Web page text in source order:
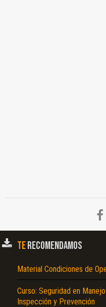
TERECOMENDAMOS
Material Condiciones de
Curso: Seguridad en
Inspección y Prevención